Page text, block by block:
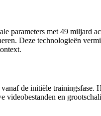
parameters met 49 miljard
Deze technologieën
vanaf de initiële trainingsfase.
en